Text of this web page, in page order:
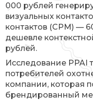
000 рублей
визуальных
контактов (CPM) —
дешевле
рублей.
Исследование PPAI
потребителей
компании, которая
брендированный